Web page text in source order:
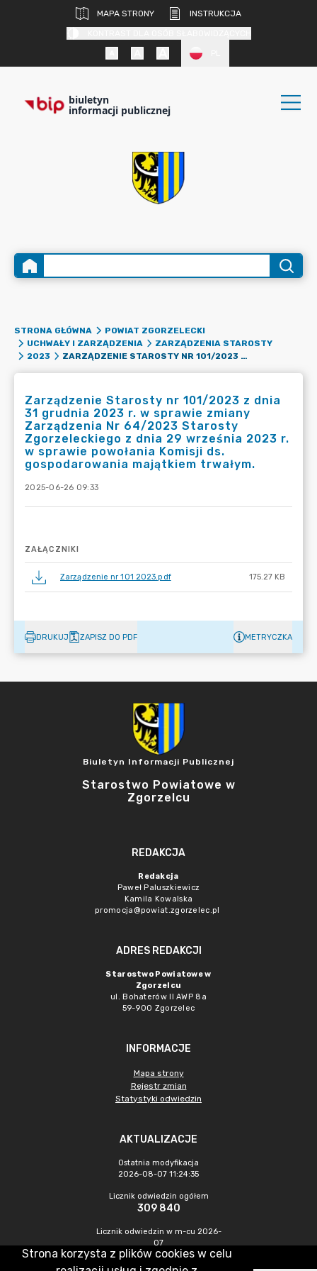
MAPA STRONY
INSTRUKCJA
biuletyn
informacji publicznej
STRONA GŁÓWNA
POWIAT ZGORZELECKI
UCHWAŁY I ZARZĄDZENIA
ZARZĄDZENIA STAROSTY
2023
ZARZĄDZENIE STAROSTY NR 101/2023 Z DNIA 31 GRUDNIA 2023 R. W SPRAWIE ZMIANY ZARZĄDZENIA NR 64/2023 STAROSTY ZGORZELECKIEGO Z DNIA 29 WRZEŚNIA 2023 R. W SPRAWIE POWOŁANIA KOMISJI DS. GOSPODAROWANIA MAJĄTKIEM TRWAŁYM.
Zarządzenie Starosty nr 101/2023 z dnia
31 grudnia 2023 r. w sprawie zmiany
Zarządzenia Nr 64/2023 Starosty
Zgorzeleckiego z dnia 29 września 2023 r.
w sprawie powołania Komisji ds.
gospodarowania majątkiem trwałym.
2025-06-26 09:33
ZAŁĄCZNIKI
Zarządzenie nr 101 2023.pdf 175.27 KB
DRUKUJ ZAPISZ DO PDF METRYCZKA
Biuletyn Informacji Publicznej
Starostwo Powiatowe w
Zgorzelcu
REDAKCJA
Redakcja
Paweł Paluszkiewicz
Kamila Kowalska
promocja@powiat.zgorzelec.pl
ADRES REDAKCJI
Starostwo Powiatowe w
Zgorzelcu
ul. Bohaterów II AWP 8a
59-900 Zgorzelec
INFORMACJE
Mapa strony
Rejestr zmian
Statystyki odwiedzin
AKTUALIZACJE
Ostatnia modyfikacja
2026-08-07 11:24:35
Licznik odwiedzin ogółem
309 840
Licznik odwiedzin w m-cu 2026-
07
538
Strona korzysta z plików cookies w celu